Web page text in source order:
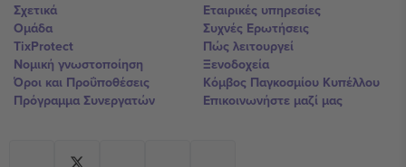
Σχετικά
Ομάδα
TixProtect
Νομική γνωστοποίηση
Όροι και Προΰποθέσεις
Πρόγραμμα Συνεργατών
Εταιρικές υπηρεσίες
Συχνές Ερωτήσεις
Πώς λειτουργεί
Ξενοδοχεία
Κόμβος Παγκοσμίου Κυπέλλου
Επικοινωνήστε μαζί μας